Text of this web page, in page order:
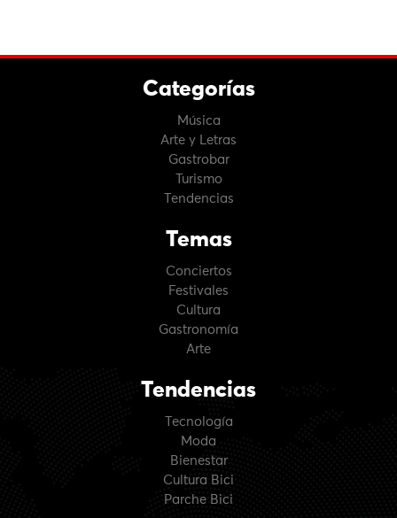
Categorías
Música
Arte y Letras
Gastrobar
Turismo
Tendencias
Temas
Conciertos
Festivales
Cultura
Gastronomía
Arte
Tendencias
Tecnología
Moda
Bienestar
Cultura Bici
Parche Bici